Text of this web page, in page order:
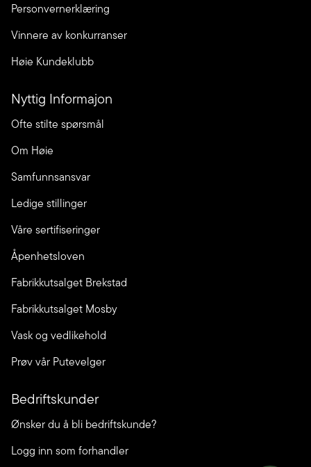
Personvernerklæring
Vinnere av konkurranser
Høie Kundeklubb
Nyttig Informajon
Ofte stilte spørsmål
Om Høie
Samfunnsansvar
Ledige stillinger
Våre sertifiseringer
Åpenhetsloven
Fabrikkutsalget Brekstad
Fabrikkutsalget Mosby
Vask og vedlikehold
Prøv vår Putevelger
Bedriftskunder
Ønsker du å bli bedriftskunde?
Logg inn som forhandler